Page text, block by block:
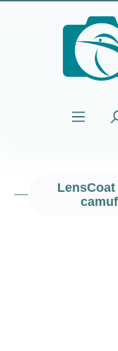
Saltar al contenido